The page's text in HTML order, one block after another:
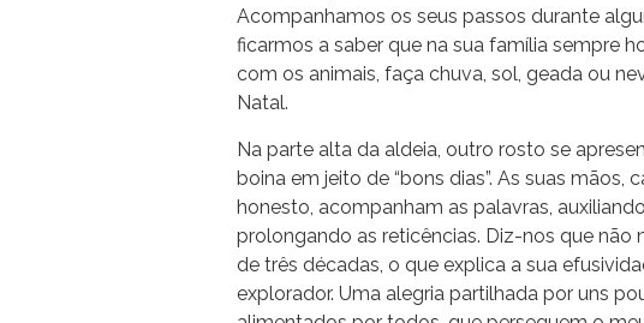
Acompanhamos os seus passos durante
ficarmos a saber que na sua família sempre
com os animais, faça chuva, sol, geada ou
Natal.
Na parte alta da aldeia, outro rosto se
boina em jeito de “bons dias”. As suas
honesto, acompanham as palavras,
prolongando as reticências. Diz-nos que não
de três décadas, o que explica a sua
explorador. Uma alegria partilhada por uns